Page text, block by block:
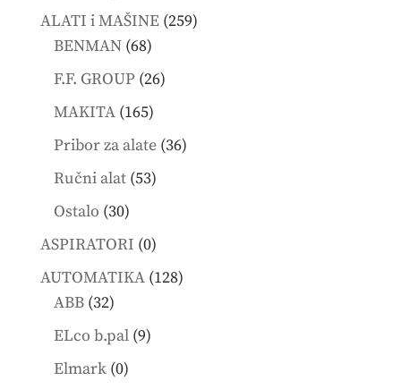
products
ALATI i MAŠINE 259259
BENMAN 6868
products
F.F. GROUP 2626
MAKITA 165165
products
Pribor za alate 3636
Ručni alat 5353
Ostalo 3030
products
ASPIRATORI 00
products
AUTOMATIKA 128128
ABB 3232
products
ELco b.pal 99
Elmark 00